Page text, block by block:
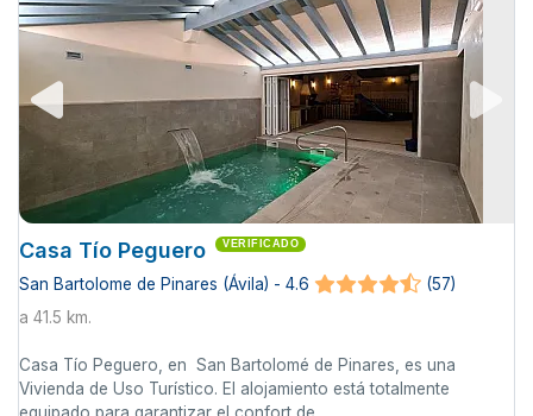
Casa Tío Peguero VERIFICADO
San Bartolome de Pinares (Ávila) - 4.6
(57)
a 41.5 km.
Casa Tío Peguero, en San Bartolomé de Pinares, es una
Vivienda de Uso Turístico. El alojamiento está totalmente